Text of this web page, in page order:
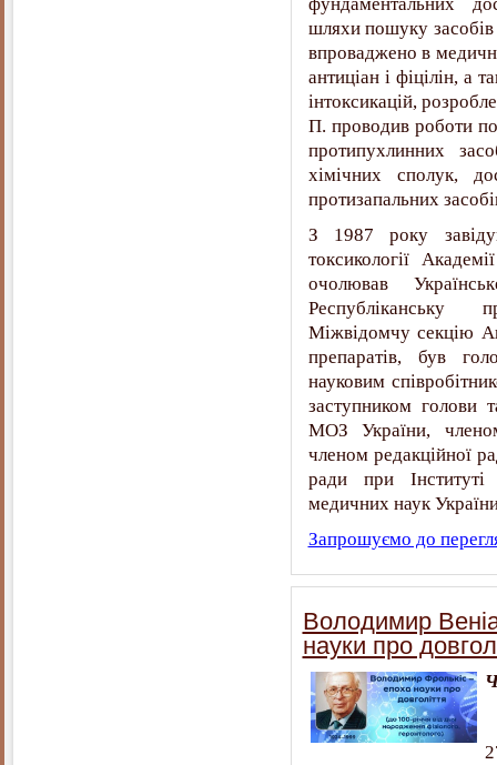
шляхи пошуку засобів
впроваджено в
антиціан і фіцілін, а
інтоксикацій,
П. проводив роботи
протипухлинних
хімічних сполук,
протизапальних
З 1987 року
токсикології
очолював
Республіканську
Міжвідомчу секцію
препаратів, був
науковим
заступником голови
МОЗ України,
членом редакційної
ради при Інституті
медичних наук
Запрошуємо до
Володимир
науки про